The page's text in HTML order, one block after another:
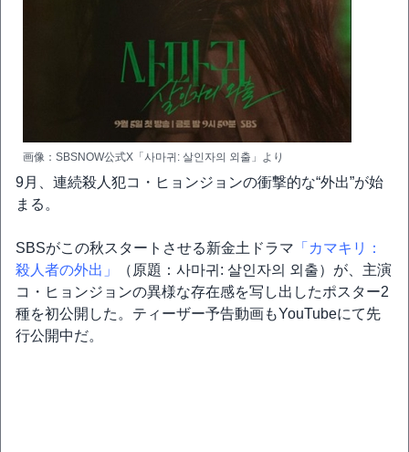
画像：SBSNOW公式X「사마귀: 살인자의 외출」より
9月、連続殺人犯コ・ヒョンジョンの衝撃的な“外出”が始
まる。
SBSがこの秋スタートさせる新金土ドラマ 「カマキリ：
殺人者の外出」
（原題：사마귀: 살인자의 외출）が、主演
コ・ヒョンジョンの異様な存在感を写し出したポスター2
種を初公開した。ティーザー予告動画もYouTubeにて先
行公開中だ。